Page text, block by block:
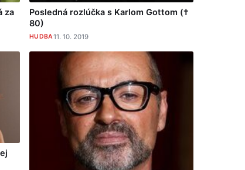
za
Posledná rozlúčka s Karlom Gottom (†
80)
HUDBA11. 10. 2019